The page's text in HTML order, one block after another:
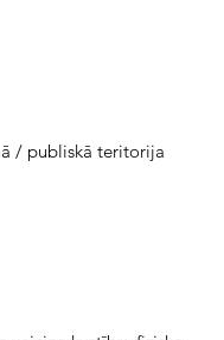
/ publiskā teritorija